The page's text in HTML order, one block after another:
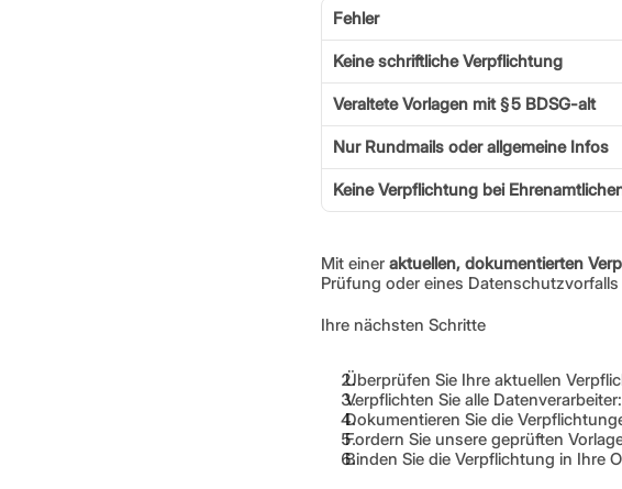
Fehler
Keine schriftliche Verpflichtung
Veraltete Vorlagen mit § 5 BDSG-alt
Nur Rundmails oder allgemeine Infos
Keine Verpflichtung bei
Mit einer aktuellen, dokumentierten
Prüfung oder eines Datenschutzvorfalls
Ihre nächsten Schritte
Überprüfen Sie Ihre aktuellen
Verpflichten Sie alle
Dokumentieren Sie die
Fordern Sie unsere geprüften
Binden Sie die Verpflichtung in Ihre